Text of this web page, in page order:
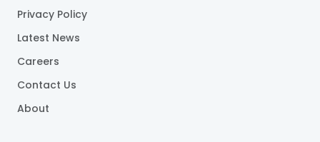
Privacy Policy
Latest News
Careers
Contact Us
About